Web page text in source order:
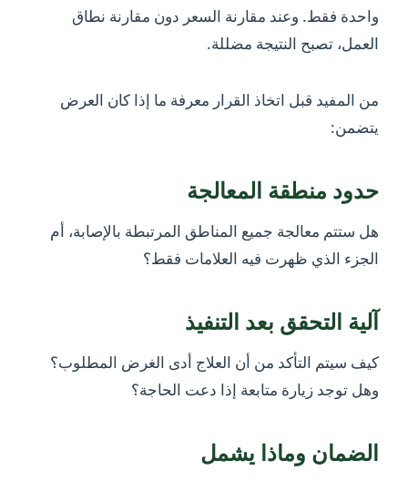
واحدة فقط. وعند مقارنة السعر دون مقارنة نطاق
العمل، تصبح النتيجة مضللة.
من المفيد قبل اتخاذ القرار معرفة ما إذا كان العرض
يتضمن:
حدود منطقة المعالجة
هل ستتم معالجة جميع المناطق المرتبطة بالإصابة، أم
الجزء الذي ظهرت فيه العلامات فقط؟
آلية التحقق بعد التنفيذ
كيف سيتم التأكد من أن العلاج أدى الغرض المطلوب؟
وهل توجد زيارة متابعة إذا دعت الحاجة؟
الضمان وماذا يشمل